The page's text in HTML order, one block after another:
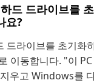
드 드라이브를
요?
드라이브를 초기화
이동합니다. "이
우고 Windows를